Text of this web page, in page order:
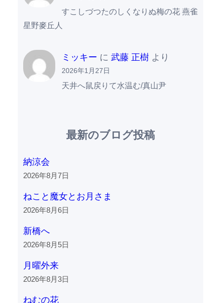
すこしづつたのしくなりぬ梅の花 燕雀
星野麥丘人
ミッキー に武藤 正樹 より
2026年1月27日
天井へ鼠戻りて水温む/真山尹
最新のブログ投稿
納涼会
2026年8月7日
ねこと魔女とお月さま
2026年8月6日
新橋へ
2026年8月5日
月曜外来
2026年8月3日
ねむの花